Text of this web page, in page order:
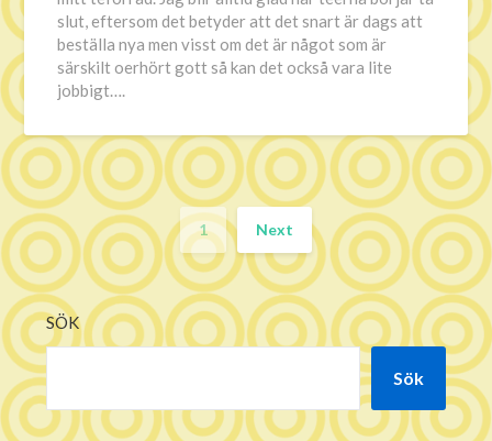
slut, eftersom det betyder att det snart är dags att
beställa nya men visst om det är något som är
särskilt oerhört gott så kan det också vara lite
jobbigt….
1 Next
SÖK
Sök